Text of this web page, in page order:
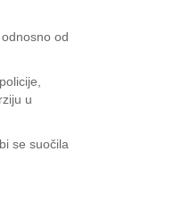
od
u
se suočila